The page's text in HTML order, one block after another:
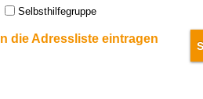
Selbsthilfegruppe
In die Adressliste eintragen